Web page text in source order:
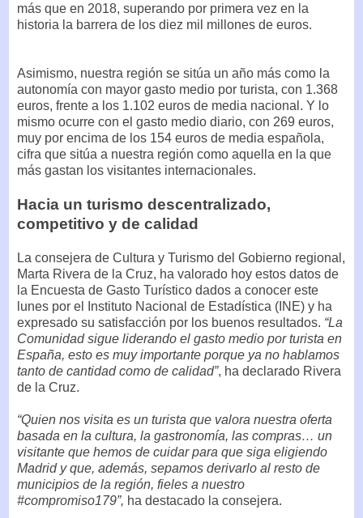
más que en 2018, superando por primera vez en la
historia la barrera de los diez mil millones de euros.
Asimismo, nuestra región se sitúa un año más como la
autonomía con mayor gasto medio por turista, con 1.368
euros, frente a los 1.102 euros de media nacional. Y lo
mismo ocurre con el gasto medio diario, con 269 euros,
muy por encima de los 154 euros de media española,
cifra que sitúa a nuestra región como aquella en la que
más gastan los visitantes internacionales.
Hacia un turismo descentralizado,
competitivo y de calidad
La consejera de Cultura y Turismo del Gobierno regional,
Marta Rivera de la Cruz, ha valorado hoy estos datos de
la Encuesta de Gasto Turístico dados a conocer este
lunes por el Instituto Nacional de Estadística (INE) y ha
expresado su satisfacción por los buenos resultados. “La
Comunidad sigue liderando el gasto medio por turista en
España, esto es muy importante porque ya no hablamos
tanto de cantidad como de calidad”, ha declarado Rivera
de la Cruz.
“Quien nos visita es un turista que valora nuestra oferta
basada en la cultura, la gastronomía, las compras… un
visitante que hemos de cuidar para que siga eligiendo
Madrid y que, además, sepamos derivarlo al resto de
municipios de la región, fieles a nuestro
#compromiso179”, ha destacado la consejera.